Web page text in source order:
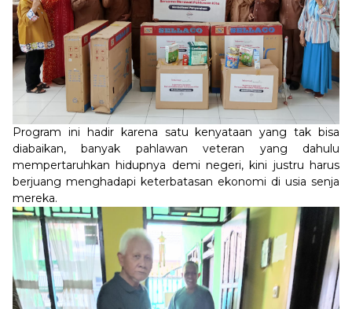
Program ini hadir karena satu kenyataan yang tak bisa
diabaikan, banyak pahlawan veteran yang dahulu
mempertaruhkan hidupnya demi negeri, kini justru harus
berjuang menghadapi keterbatasan ekonomi di usia senja
mereka.